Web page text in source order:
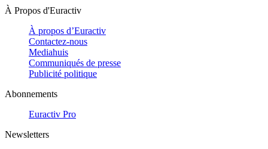
À Propos d'Euractiv
À propos d’Euractiv
Contactez-nous
Mediahuis
Communiqués de presse
Publicité politique
Abonnements
Euractiv Pro
Newsletters